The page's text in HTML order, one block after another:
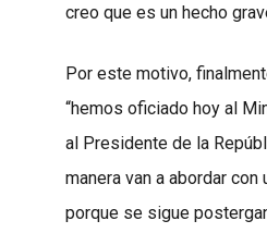
creo que es un hecho
Por este motivo,
“hemos oficiado hoy al
al Presidente de la
manera van a abordar
porque se sigue